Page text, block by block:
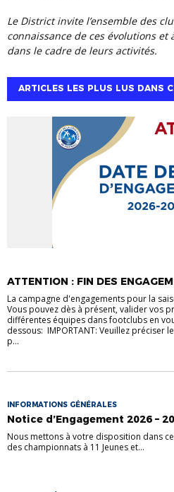
Le District invite l’ensemble des clubs et utilisateurs à prendre
connaissance de ces évolutions
dans le cadre de leurs activités.
ARTICLES LES PLUS LUS DANS
ATTENTION : FIN DES
La campagne d'engagements pour la
Vous pouvez dès à présent, valider vos
différentes équipes dans footclubs en
dessous: IMPORTANT: Veuillez préciser
p...
INFORMATIONS GÉNÉRALES
Notice d’Engagement 2026 –
Nous mettons à votre disposition dans
des championnats à 11 Jeunes et...